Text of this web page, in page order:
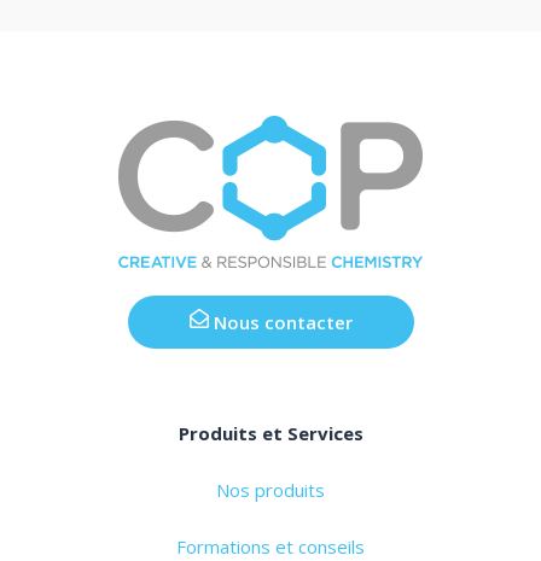
Nous contacter
Produits et Services
Nos produits
Formations et conseils